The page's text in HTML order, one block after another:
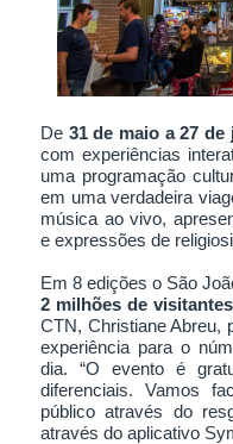
De 31 de maio a 27 de
com experiências
uma programação
em uma verdadeira
música ao vivo,
e expressões de
Em 8 edições o São
2 milhões de visitantes
CTN, Christiane Abreu,
experiência para o
dia. “O evento é
diferenciais. Vamos
público através do
através do aplicativo